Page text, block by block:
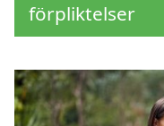
förpliktelser